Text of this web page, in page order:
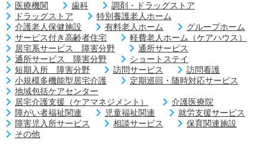
医療機関 歯科
調剤・ドラッグストア
ドラッグストア
特別養護老人ホーム
介護老人保健施設
有料老人ホーム
グループホーム
サービス付き高齢者住宅
軽費老人ホーム（ケアハウス）
居宅系サービス 障害分野
通所サービス
通所サービス 障害分野
ショートステイ
短期入所 障害分野
訪問サービス
訪問看護
小規模多機能型居宅介護
定期巡回・随時対応サービス
地域包括ケアセンター
居宅介護支援（ケアマネジメント）
介護医療院
障がい者福祉関連
児童福祉関連
就労支援サービス
障害児入所サービス
相談サービス
保育関連施設
その他